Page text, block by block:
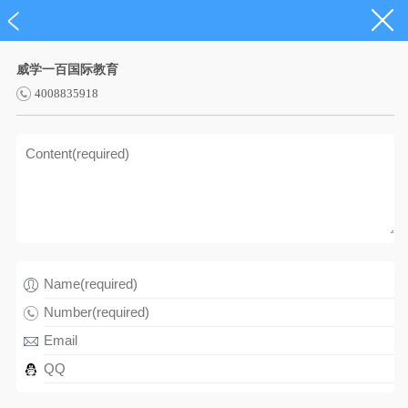
威学一百国际教育
4008835918